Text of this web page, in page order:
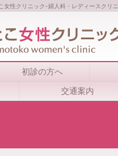
女性クリニック-婦人科・レディースクリ
初診の方へ
交通案内